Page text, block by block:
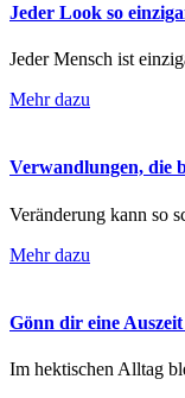
Jeder Look so
Jeder Mensch ist
Mehr dazu
Verwandlungen, die
Veränderung kann so
Mehr dazu
Gönn dir eine
Im hektischen Alltag